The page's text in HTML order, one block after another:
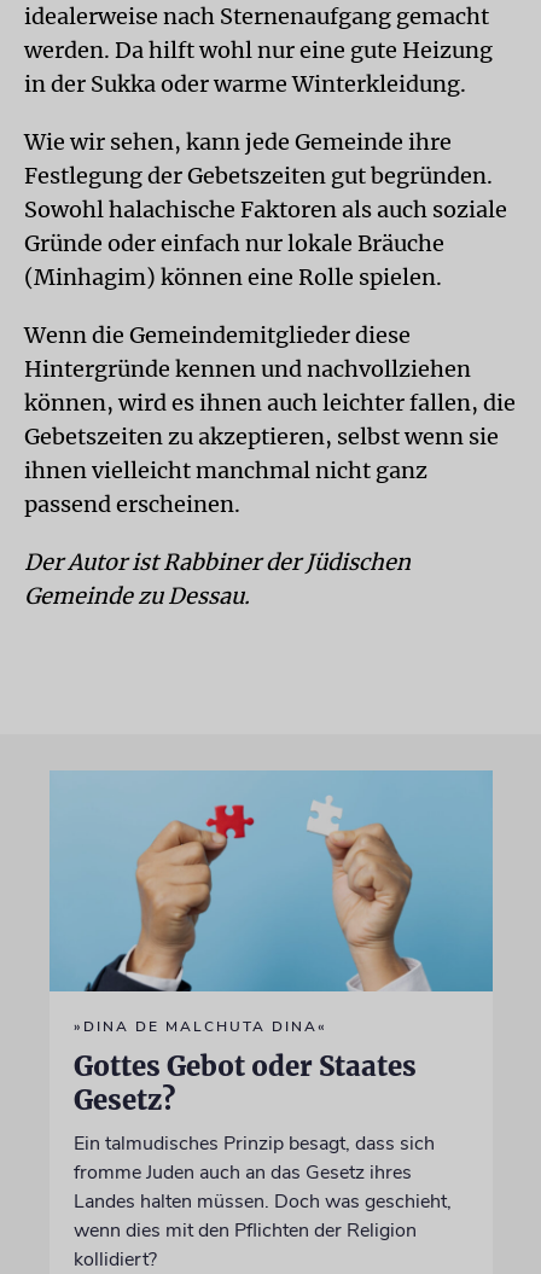
idealerweise nach Sternenaufgang gemacht
werden. Da hilft wohl nur eine gute Heizung
in der Sukka oder warme Winterkleidung.
Wie wir sehen, kann jede Gemeinde ihre
Festlegung der Gebetszeiten gut begründen.
Sowohl halachische Faktoren als auch soziale
Gründe oder einfach nur lokale Bräuche
(Minhagim) können eine Rolle spielen.
Wenn die Gemeindemitglieder diese
Hintergründe kennen und nachvollziehen
können, wird es ihnen auch leichter fallen, die
Gebetszeiten zu akzeptieren, selbst wenn sie
ihnen vielleicht manchmal nicht ganz
passend erscheinen.
Der Autor ist Rabbiner der Jüdischen
Gemeinde zu Dessau.
»DINA DE MALCHUTA DINA«
Gottes Gebot oder Staates
Gesetz?
Ein talmudisches Prinzip besagt, dass sich
fromme Juden auch an das Gesetz ihres
Landes halten müssen. Doch was geschieht,
wenn dies mit den Pflichten der Religion
kollidiert?